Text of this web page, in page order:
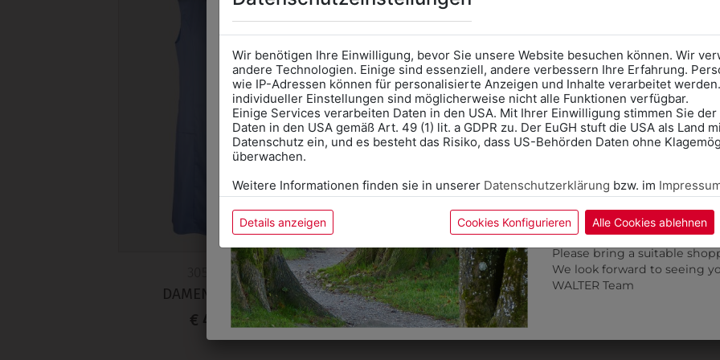
30539105
DAMENMANTEL
€ 45,90
30539107
DAMENMANTEL
€ 45,90
30539121
DAMENMANTEL
Wir benötigen Ihre Einwilligung, bevor Sie unsere Website besuchen können. Wir
andere Technologien. Einige sind essenziell, andere verbessern Ihre Erfahrung.
wie IP-Adressen können für personalisierte Anzeigen und Inhalte verarbeitet
individueller Einstellungen sind möglicherweise nicht alle Funktionen verfügbar.
Einige Services verarbeiten Daten in den USA. Mit Ihrer Einwilligung stimmen Sie
Daten in den USA gemäß Art. 49 (1) lit. a GDPR zu. Der EuGH stuft die USA als Land
Datenschutz ein, und es besteht das Risiko, dass US-Behörden Daten ohne
überwachen.
Weitere Informationen finden sie in unserer Datenschutzerklärung bzw. im
Details anzeigen Cookies Konfigurieren Alle Cookies ablehnen
AnprobeVorort im
das Kalendersymbol.
Ohne Termin kann es zu
Bitte nehmen Sie eine
für Ihren Einkauf mit.
Wir freuen uns - Das
correct school.
calendar icon.
Without an appointment,
Please bring a suitable
We look forward to seeing
WALTER Team